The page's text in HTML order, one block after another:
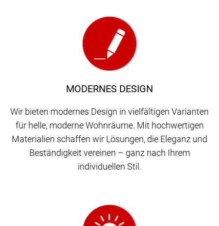
MODERNES DESIGN
Wir bieten modernes Design in vielfältigen Varianten
für helle, moderne Wohnräume. Mit hochwertigen
Materialien schaffen wir Lösungen, die Eleganz und
Beständigkeit vereinen – ganz nach Ihrem
individuellen Stil.